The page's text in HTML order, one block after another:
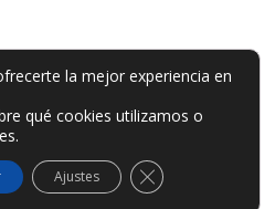
la mejor experiencia en
qué cookies utilizamos o
.
Ajustes Cerrar el banner